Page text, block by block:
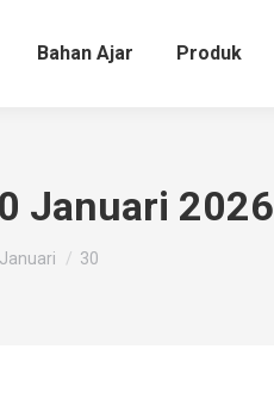
Bahan Ajar Produk
Januari 2026
Januari 30